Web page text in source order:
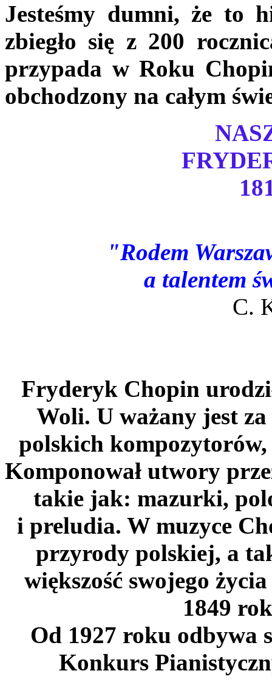
Jesteśmy dumni, że to
zbiegło się z 200
przypada w Roku
obchodzony na całym
"Rodem
a talentem
C.
Fryderyk Chopin
Woli. U ważany jest
polskich
Komponował utwory
takie jak: mazurki,
i preludia. W muzyce
przyrody polskiej, a
większość swojego
1849
Od 1927 roku odbywa
Konkurs